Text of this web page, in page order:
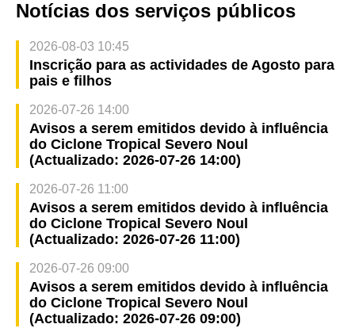
Notícias dos serviços públicos
2026-08-03 10:45
Inscrição para as actividades de Agosto para
pais e filhos
2026-07-26 14:00
Avisos a serem emitidos devido à influência
do Ciclone Tropical Severo Noul
(Actualizado: 2026-07-26 14:00)
2026-07-26 11:00
Avisos a serem emitidos devido à influência
do Ciclone Tropical Severo Noul
(Actualizado: 2026-07-26 11:00)
2026-07-26 09:00
Avisos a serem emitidos devido à influência
do Ciclone Tropical Severo Noul
(Actualizado: 2026-07-26 09:00)